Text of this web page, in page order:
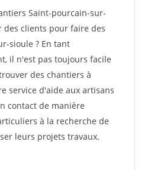
Saint-pourcain-sur-
des clients pour faire des
sioule ? En tant
il n'est pas toujours facile
des chantiers à
service d'aide aux artisans
contact de manière
à la recherche de
leurs projets travaux.